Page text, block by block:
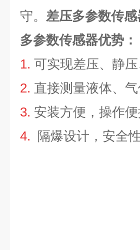
守。 差压多参数传感
多参数传感器优势：
1. 可实现差压、静
2. 直接测量液体、
3. 安装方便，操作
4.
隔爆设计，安全